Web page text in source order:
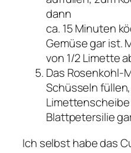
dann
ca. 15 Minuten
Gemüse gar ist.
von 1/2 Limette
Das Rosenkohl-
Schüsseln
Blattpetersilie
Ich selbst habe das